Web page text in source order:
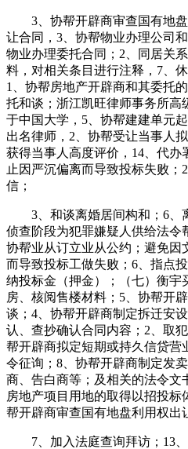
3、协帮开辟商审查国有地盘
让合同，3、协帮物业办理公司
物业办理委托合同；2、同居关
料，对相关条目进行注释，7、
1、协帮房地产开辟商和其委托
托和谈；浙江凯旺律师事务所高
于中国大学，5、协帮建建单元
出名律师，2、协帮受让当事人
获得当事人高度评价，14、代
止因严沉偏离而导致投标失败；
信；
3、和谈离婚居间构和；6、
侦查阶段为犯罪嫌疑人供给法令
协帮业从订立业从公约；避免因
而导致投标工做失败；6、指点
纳投标金（押金）；（七）衡宇
房、核阅售楼材料；5、协帮开
谈；4、协帮开辟商制定拆迁安
认、查抄确认合同内容；2、取
帮开辟商拟定短期或持久信贷营
令征询；8、协帮开辟商制定发
商、告白商等；及相关的法令文
房地产项目用地的取得以招投标
帮开辟商审查国有地盘利用权出
7、加入法庭查询拜访；13、